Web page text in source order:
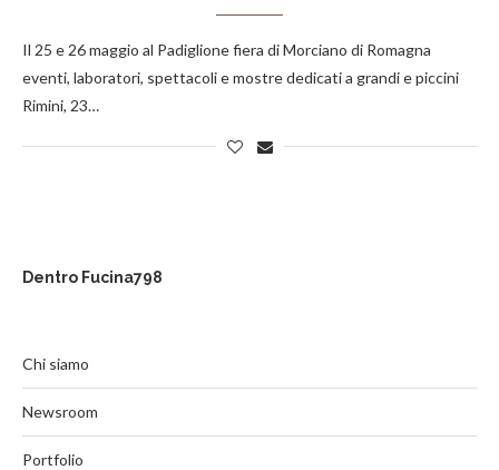
Il 25 e 26 maggio al Padiglione fiera di Morciano di Romagna
eventi, laboratori, spettacoli e mostre dedicati a grandi e piccini
Rimini, 23…
Dentro Fucina798
Chi siamo
Newsroom
Portfolio